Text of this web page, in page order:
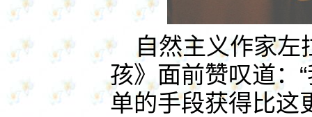
自然主义作家左
孩》面前赞叹道：
单的手段获得比这